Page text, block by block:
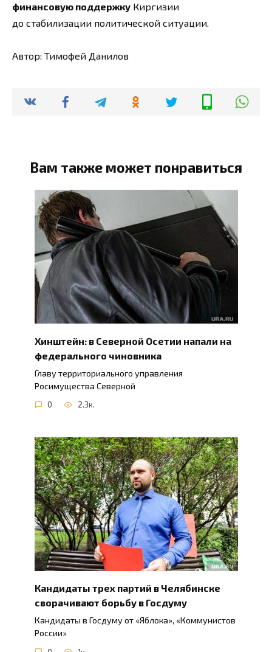
финансовую поддержку Киргизии
до стабилизации политической ситуации.
Автор: Тимофей Данилов
Вам также может понравиться
Хинштейн: в Северной Осетии напали на
федерального чиновника
Главу территориального управления
Росимущества Северной
0 2.3к.
Кандидаты трех партий в Челябинске
сворачивают борьбу в Госдуму
Кандидаты в Госдуму от «Яблока», «Коммунистов
России»